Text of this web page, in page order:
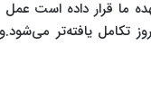
تکامل یافته‌تر